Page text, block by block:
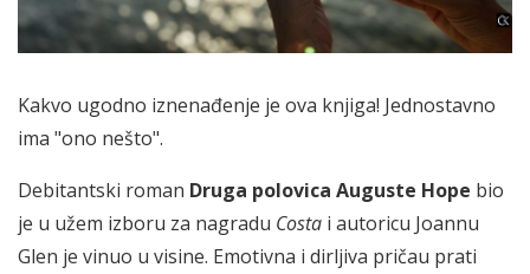
Kakvo ugodno iznenađenje je ova knjiga! Jednostavno
ima "ono nešto".
Debitantski roman Druga polovica Auguste Hope bio
je u užem izboru za nagradu Costa i autoricu Joannu
Glen je vinuo u visine. Emotivna i dirljiva pričau prati